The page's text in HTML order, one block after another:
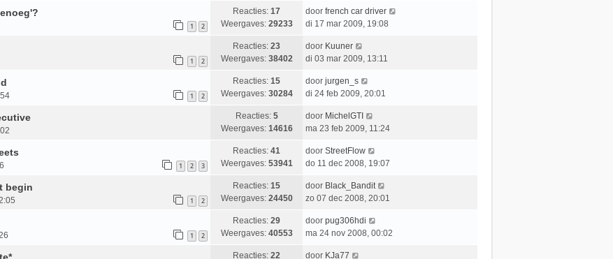
c
h
e
c
h
e
b
e
c
h
t
s
e
b
e
c
h
1 2
Reacties: 17
Weergaves: 29233
L
a
t
s
e
b
e
c
h
door french car driver
di 17 mar 2009, 19:08
1 2
Reacties: 23
Weergaves: 38402
L
a
t
s
e
b
e
c
h
door Kuuner
di 03 mar 2009, 13:11
1 2
Reacties: 15
Weergaves: 30284
L
a
t
s
e
b
e
c
h
door jurgen_s
di 24 feb 2009, 20:01
Reacties: 5
Weergaves: 14616
L
a
t
s
e
b
e
c
door MichelGTI
ma 23 feb 2009, 11:24
1 2 3
Reacties: 41
Weergaves: 53941
L
a
t
s
e
b
e
door StreetFlow
do 11 dec 2008, 19:07
begin
1 2
Reacties: 15
Weergaves: 24450
L
a
t
s
door Black_Bandit
zo 07 dec 2008, 20:01
1 2
Reacties: 29
Weergaves: 40553
L
a
door pug306hdi
ma 24 nov 2008, 00:02
Reacties: 22
L
door KJa77